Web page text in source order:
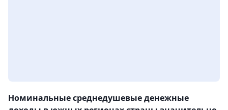
Номинальные среднедушевые денежные